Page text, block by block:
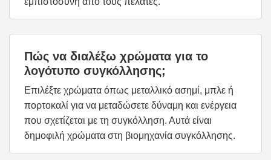
Πώς να διαλέξω χρώματα για το
λογότυπο συγκόλλησης;
Επιλέξτε χρώματα όπως μεταλλικό ασημί, μπλε ή
πορτοκαλί για να μεταδώσετε δύναμη και ενέργεια
που σχετίζεται με τη συγκόλληση. Αυτά είναι
δημοφιλή χρώματα στη βιομηχανία συγκόλλησης.